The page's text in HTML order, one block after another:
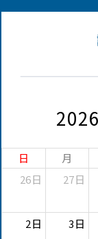
日 月
26日
27日
2日 3日